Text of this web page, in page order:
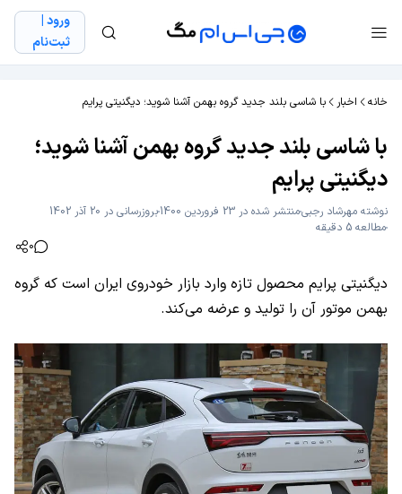
ورود |
ثبت‌نام
خانه اخبار با شاسی بلند جدید گروه بهمن آشنا شوید؛ دیگنیتی پرایم
با شاسی بلند جدید گروه بهمن آشنا شوید؛
دیگنیتی پرایم
نوشته مهرشاد رجبیمنتشر شده در 23 فروردین 1400
بروزرسانی در 20 آذر 1402
مطالعه 5 دقیقه
0
دیگنیتی پرایم محصول تازه وارد بازار خودروی ایران است که گروه
بهمن موتور آن را تولید و عرضه می‌کند.